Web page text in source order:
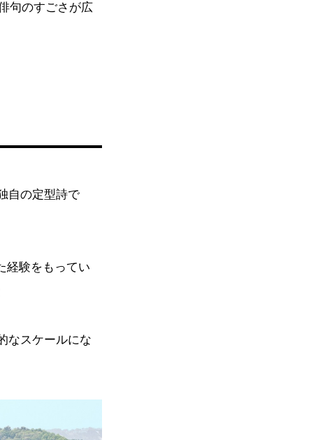
句のすごさが広
自の定型詩で
経験をもってい
なスケールにな